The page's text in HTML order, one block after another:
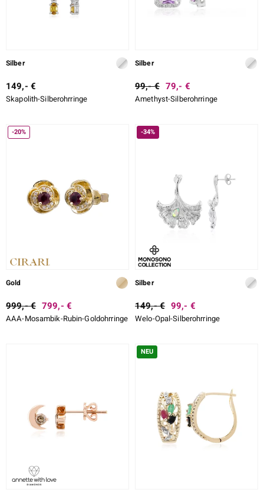
Silber
149,- €
Skapolith-Silberohrringe
Silber
99,- € 79,- €
Amethyst-Silberohrringe
-20%
Gold
999,- € 799,- €
AAA-Mosambik-Rubin-Goldohrringe
-34%
Silber
149,- € 99,- €
Welo-Opal-Silberohrringe
NEU